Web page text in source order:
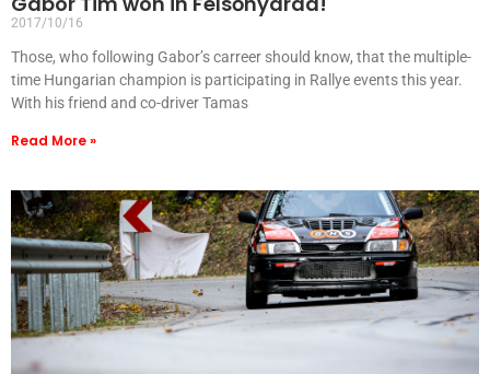
2017/10/16
Those, who following Gabor’s carreer should know, that the multiple-
time Hungarian champion is participating in Rallye events this year.
With his friend and co-driver Tamas
Read More »